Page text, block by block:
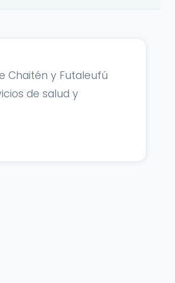
Chaitén y Futaleufú
de salud y